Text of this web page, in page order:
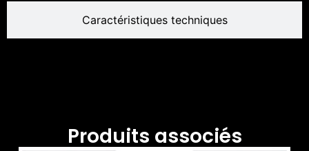
Caractéristiques techniques
Produits associés